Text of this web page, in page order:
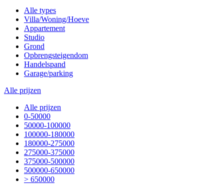
Alle types
Villa/Woning/Hoeve
Appartement
Studio
Grond
Opbrengsteigendom
Handelspand
Garage/parking
Alle prijzen
Alle prijzen
0-50000
50000-100000
100000-180000
180000-275000
275000-375000
375000-500000
500000-650000
> 650000